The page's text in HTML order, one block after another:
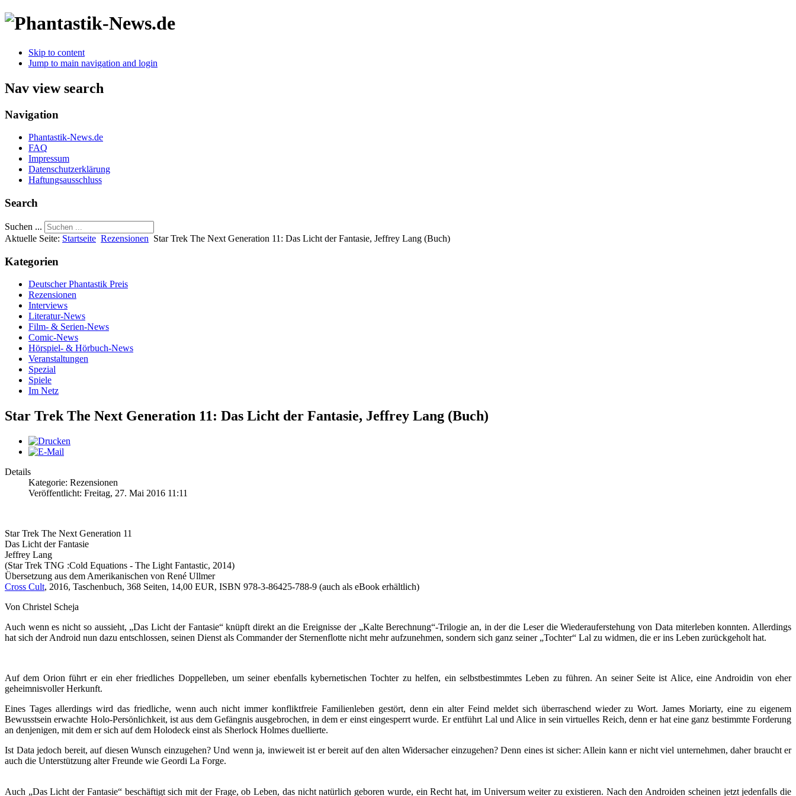
Skip to content
Jump to main navigation and login
Nav view search
Navigation
Phantastik-News.de
FAQ
Impressum
Datenschutzerklärung
Haftungsausschluss
Search
Suchen ...
Aktuelle Seite: Startseite Rezensionen Star Trek The Next Generation 11: Das Licht der Fantasie, Jeffrey Lang (Buch)
Kategorien
Deutscher Phantastik Preis
Rezensionen
Interviews
Literatur-News
Film- & Serien-News
Comic-News
Hörspiel- & Hörbuch-News
Veranstaltungen
Spezial
Spiele
Im Netz
Star Trek The Next Generation 11: Das Licht der Fantasie, Jeffrey Lang (Buch)
Details
Kategorie: Rezensionen
Veröffentlicht: Freitag, 27. Mai 2016 11:11
Star Trek The Next Generation 11
Das Licht der Fantasie
Jeffrey Lang
(Star Trek TNG :Cold Equations - The Light Fantastic, 2014)
Übersetzung aus dem Amerikanischen von René Ullmer
Cross Cult, 2016, Taschenbuch, 368 Seiten, 14,00 EUR, ISBN 978-3-86425-788-9 (auch als eBook erhältlich)
Von Christel Scheja
Auch wenn es nicht so aussieht, „Das Licht der Fantasie“ knüpft direkt an die Ereignisse der „Kalte Berechnung“-Trilogie an, in der die Leser die Wiederauferstehung von Data miterleben konnten. Allerdings
hat sich der Android nun dazu entschlossen, seinen Dienst als Commander der Sternenflotte nicht mehr aufzunehmen, sondern sich ganz seiner „Tochter“ Lal zu widmen, die er ins Leben zurückgeholt hat.
Auf dem Orion führt er ein eher friedliches Doppelleben, um seiner ebenfalls kybernetischen Tochter zu helfen, ein selbstbestimmtes Leben zu führen. An seiner Seite ist Alice, eine Androidin von eher
geheimnisvoller Herkunft.
Eines Tages allerdings wird das friedliche, wenn auch nicht immer konfliktfreie Familienleben gestört, denn ein alter Feind meldet sich überraschend wieder zu Wort. James Moriarty, eine zu eigenem
Bewusstsein erwachte Holo-Persönlichkeit, ist aus dem Gefängnis ausgebrochen, in dem er einst eingesperrt wurde. Er entführt Lal und Alice in sein virtuelles Reich, denn er hat eine ganz bestimmte Forderung
an denjenigen, mit dem er sich auf dem Holodeck einst als Sherlock Holmes duellierte.
Ist Data jedoch bereit, auf diesen Wunsch einzugehen? Und wenn ja, inwieweit ist er bereit auf den alten Widersacher einzugehen? Denn eines ist sicher: Allein kann er nicht viel unternehmen, daher braucht er
auch die Unterstützung alter Freunde wie Geordi La Forge.
Auch „Das Licht der Fantasie“ beschäftigt sich mit der Frage, ob Leben, das nicht natürlich geboren wurde, ein Recht hat, im Universum weiter zu existieren. Nach den Androiden scheinen jetzt jedenfalls die